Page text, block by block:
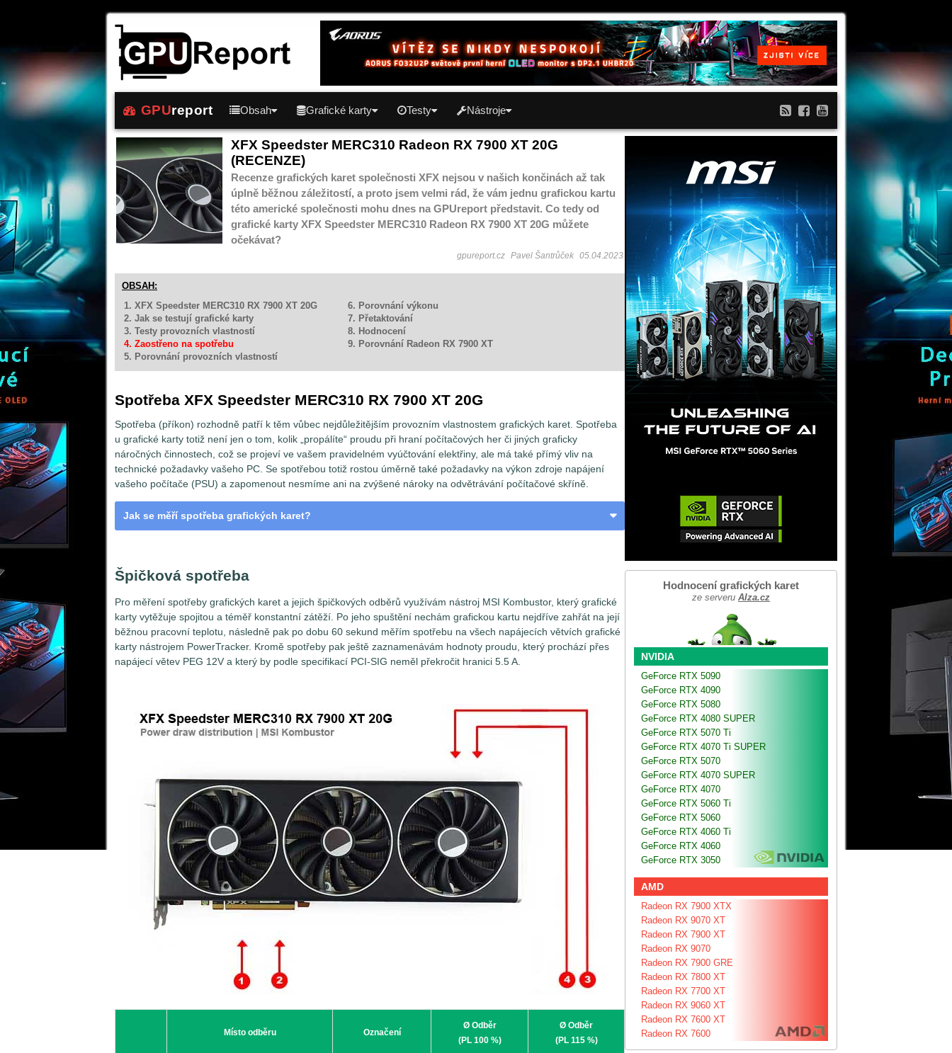
GPUreport Obsah Grafické karty Testy Nástroje
XFX Speedster MERC310 Radeon RX 7900 XT 20G
(RECENZE)
Recenze grafických karet společnosti XFX nejsou v našich končinách až tak
úplně běžnou záležitostí, a proto jsem velmi rád, že vám jednu grafickou kartu
této americké společnosti mohu dnes na GPUreport představit. Co tedy od
grafické karty XFX Speedster MERC310 Radeon RX 7900 XT 20G můžete
očekávat?
gpureport.cz Pavel Šantrůček 05.04.2023
OBSAH:
1. XFX Speedster MERC310 RX 7900 XT 20G
6. Porovnání výkonu
2. Jak se testují grafické karty
7. Přetaktování
3. Testy provozních vlastností
8. Hodnocení
4. Zaostřeno na spotřebu
9. Porovnání Radeon RX 7900 XT
5. Porovnání provozních vlastností
Spotřeba XFX Speedster MERC310 RX 7900 XT 20G
Spotřeba (příkon) rozhodně patří k těm vůbec nejdůležitějším provozním vlastnostem grafických karet. Spotřeba
u grafické karty totiž není jen o tom, kolik „propálíte“ proudu při hraní počítačových her či jiných graficky
náročných činnostech, což se projeví ve vašem pravidelném vyúčtování elektřiny, ale má také přímý vliv na
technické požadavky vašeho PC. Se spotřebou totiž rostou úměrně také požadavky na výkon zdroje napájení
vašeho počítače (PSU) a zapomenout nesmíme ani na zvýšené nároky na odvětrávání počítačové skříně.
Jak se měří spotřeba grafických karet?
Měření spotřeby grafických karet není až tak jednoduchou záležitostí, jak by se na první pohled mohlo zdát.
Problém spočívá v tom, že grafické karty nejsou napájeny jen z jednoho jediného místa, ale hnedle z
několika najednou. Zatímco ty nejméně výkonné grafické karty si vystačí se základním napájením přes
sběrnici PCI Express (PEG - PCI Express Graphics), která přes dvě nezávislé větve 3.3V a 12V může dodat
grafické kartě maximálně 75W (respektive 66 W na větvi PEG 12V), výkonnější grafické karty potřebují
napájení, a to pomocí 1-3 napájecích konektorů PCIe 12V (6-pin / 8-pin / 12-pin), přes které by nemělo být
dodáváno více jak 150 W při 12,5 A u 8-pin konektoru, respektive 75 W a 6,25 A u 6-pin konektoru. Nové
najednou podle toho, kolika pomocnými napájecími konektory daná grafická karta disponuje. Jednotlivé
větve napájení pak nesou označení PEG 3.3V, PEG 12V, PCIe 12V (konektor 1-3).
Špičková spotřeba
Pro měření spotřeby grafických karet a jejich špičkových odběrů využívám nástroj MSI Kombustor, který grafické
karty vytěžuje spojitou a téměř konstantní zátěží. Po jeho spuštění nechám grafickou kartu nejdříve zahřát na její
běžnou pracovní teplotu, následně pak po dobu 60 sekund měřím spotřebu na všech napájecích větvích grafické
karty nástrojem PowerTracker. Kromě spotřeby pak ještě zaznamenávám hodnoty proudu, který prochází přes
napájecí větev PEG 12V a který by podle specifikací PCI-SIG neměl překročit hranici 5.5 A.
Místo odběru Označení
Ø Odběr
(PL 100 %)
Ø Odběr
(PL 115 %)
Hodnocení grafických karet
ze serveru Alza.cz
NVIDIA
GeForce RTX 5090
GeForce RTX 4090
GeForce RTX 5080
GeForce RTX 4080 SUPER
GeForce RTX 5070 Ti
GeForce RTX 4070 Ti SUPER
GeForce RTX 5070
GeForce RTX 4070 SUPER
GeForce RTX 4070
GeForce RTX 5060 Ti
GeForce RTX 5060
GeForce RTX 4060 Ti
GeForce RTX 4060
GeForce RTX 3050
AMD
Radeon RX 7900 XTX
Radeon RX 9070 XT
Radeon RX 7900 XT
Radeon RX 9070
Radeon RX 7900 GRE
Radeon RX 7800 XT
Radeon RX 7700 XT
Radeon RX 9060 XT
Radeon RX 7600 XT
Radeon RX 7600